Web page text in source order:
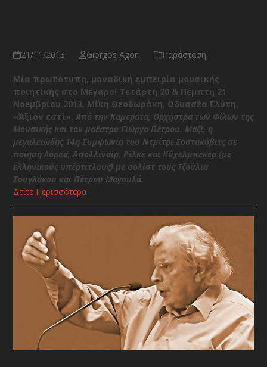
21/11/2013 Giorgos Agor. Παράσταση
Μία πρωτότυπη, μοναδική εμπειρία μουσικής
ποιητικής στο Μέγαρο! Τετάρτη 20 & Πέμπτη 21
Νοεμβρίου 2013, Μίκη Θεοδωράκη, Οδυσσέα Ελύτη,
«Άξιον εστί».Από την Καμεράτα, Ορχήστρα των Φίλων της
Μουσικής και τον μαέστρο Γιώργο Πέτρου. Μαζί, η
μεγαλειώδης 14η Συμφωνία του Ντμίτρι Σοστακόβιτς σε
ποίηση Λόρκα, Απολλιναίρ, Ρίλκε και Κύχελμπεκερ (με
ελληνικούς υπέρτιτλους) με σολίστ τους Τζούλια
Σουγλάκου και Πέτρου Μαγουλά.
Δείτε Περισσότερα